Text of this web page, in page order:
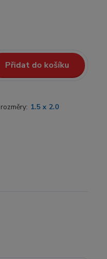
Přidat do košíku
1.5 x 2.0